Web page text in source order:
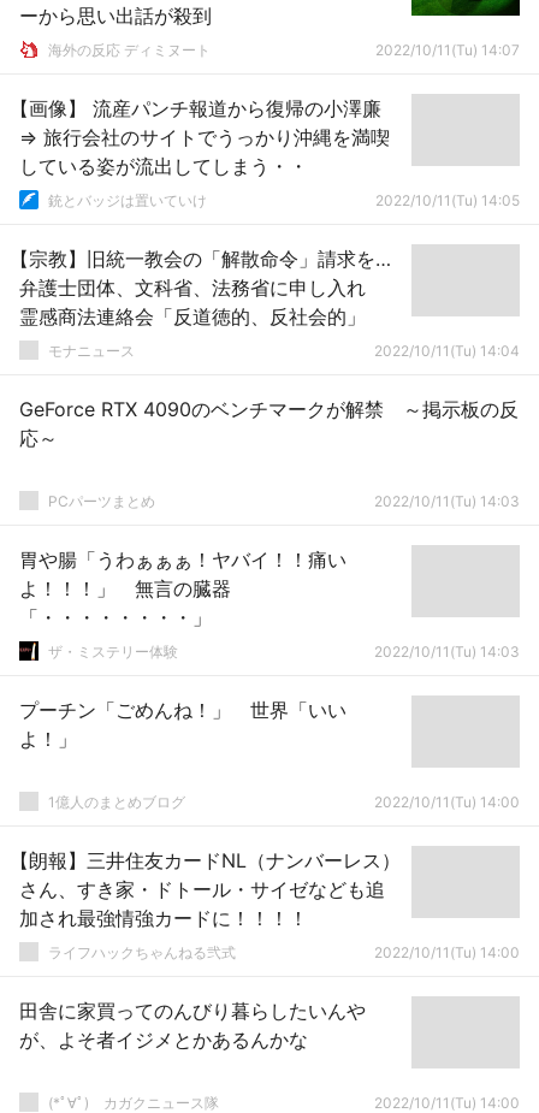
ーから思い出話が殺到
海外の反応 ディミヌート 2022/10/11(Tu) 14:07
【画像】 流産パンチ報道から復帰の小澤廉
⇒ 旅行会社のサイトでうっかり沖縄を満喫
している姿が流出してしまう・・
銃とバッジは置いていけ 2022/10/11(Tu) 14:05
【宗教】旧統一教会の「解散命令」請求を…
弁護士団体、文科省、法務省に申し入れ
霊感商法連絡会「反道徳的、反社会的」
モナニュース 2022/10/11(Tu) 14:04
GeForce RTX 4090のベンチマークが解禁 ～掲示板の反
応～
PCパーツまとめ 2022/10/11(Tu) 14:03
胃や腸「うわぁぁぁ！ヤバイ！！痛い
よ！！！」 無言の臓器
「・・・・・・・・」
ザ・ミステリー体験 2022/10/11(Tu) 14:03
プーチン「ごめんね！」 世界「いい
よ！」
1億人のまとめブログ 2022/10/11(Tu) 14:00
【朗報】三井住友カードNL（ナンバーレス）
さん、すき家・ドトール・サイゼなども追
加され最強情強カードに！！！！
ライフハックちゃんねる弐式 2022/10/11(Tu) 14:00
田舎に家買ってのんびり暮らしたいんや
が、よそ者イジメとかあるんかな
(*ﾟ∀ﾟ)ゞカガクニュース隊 2022/10/11(Tu) 14:00